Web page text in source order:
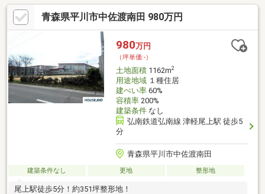
ない・・・どのくらいの金額の物件が買えるのか分からない・・
税金について不安がある・・そんな方！！ぜひ『住宅のプロ』に
ご相談ください！●店頭で直接お話したい方●TEL：0172-32-2028
キッズスペースもご用意しております、お気軽にお越しくださ
青森県平川市中佐渡南田 980万円
980万円
（坪単価:-）
土地面積1162m2
用途地域１種住居
建ぺい率60%
容積率200%
建築条件なし
弘南鉄道弘南線 津軽尾上駅 徒歩5
分
青森県平川市中佐渡南田
建築条件なし 更地 整形地
尾上駅徒歩5分！約351坪整形地！